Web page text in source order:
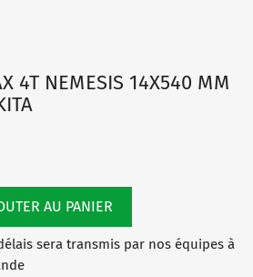
4T NEMESIS 14X540 MM
AU PANIER
sera transmis par nos équipes à